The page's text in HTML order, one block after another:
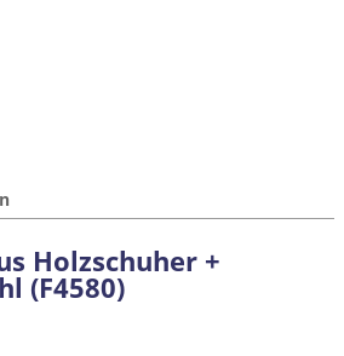
Holzschuher +
(F4580)